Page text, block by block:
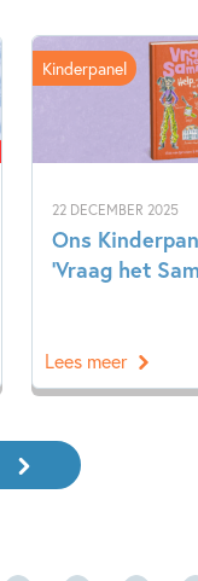
22 DECEMBER 2025
Ons
‘Vraag het
Kinderpanel
Lees meer